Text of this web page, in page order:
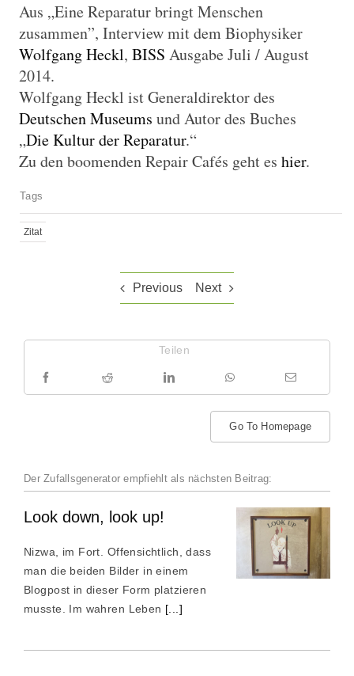
Aus „Eine Reparatur bringt Menschen
zusammen”, Interview mit dem Biophysiker
Wolfgang Heckl,BISSAusgabe Juli / August
2014.
Wolfgang Heckl ist Generaldirektor des
Deutschen Museums und Autor des Buches
„Die Kultur der Reparatur.“
Zu den boomenden Repair Cafés geht eshier.
Tags
Zitat
Previous Next
Teilen
Go To Homepage
Der Zufallsgenerator empfiehlt als nächsten Beitrag:
Look down, look up!
Nizwa, im Fort. Offensichtlich, dass
man die beiden Bilder in einem
Blogpost in dieser Form platzieren
musste. Im wahren Leben [...]